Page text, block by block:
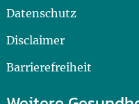
Datenschutz
Disclaimer
Barrierefreiheit